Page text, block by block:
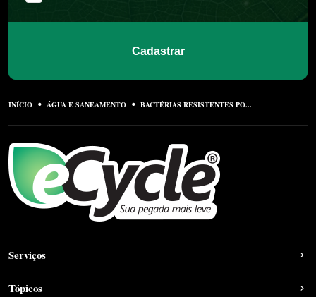
Cadastrar
INÍCIO ÁGUA E SANEAMENTO BACTÉRIAS RESISTENTES PO...
Serviços
Tópicos